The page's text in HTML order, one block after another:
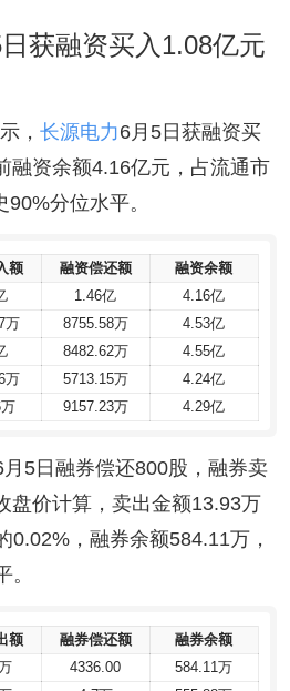
获融资买入1.08亿元
， 长源电力6月5日获融资买
融资余额4.16亿元，占流通市
分位水平。
额 融资偿还额
融资余额
1.46亿
4.16亿
万 8755.58万
4.53亿
8482.62万
4.55亿
万 5713.15万
4.24亿
9157.23万 4.29亿
额 融资偿还额
融资余额
1.46亿
4.16亿
万 8755.58万
4.53亿
8482.62万
4.55亿
万 5713.15万
4.24亿
9157.23万 4.29亿
5日融券偿还800股，融券卖
盘价计算，卖出金额13.93万
0.02%，融券余额584.11万，
额 融券偿还额
融券余额
4336.00
584.11万
额 融券偿还额
融券余额
4336.00
584.11万